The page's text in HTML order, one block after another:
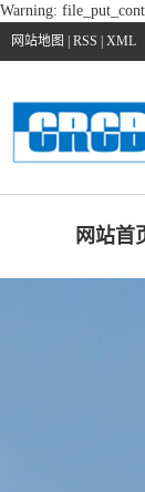
Warning:
网站地图 RSS XML
网站首